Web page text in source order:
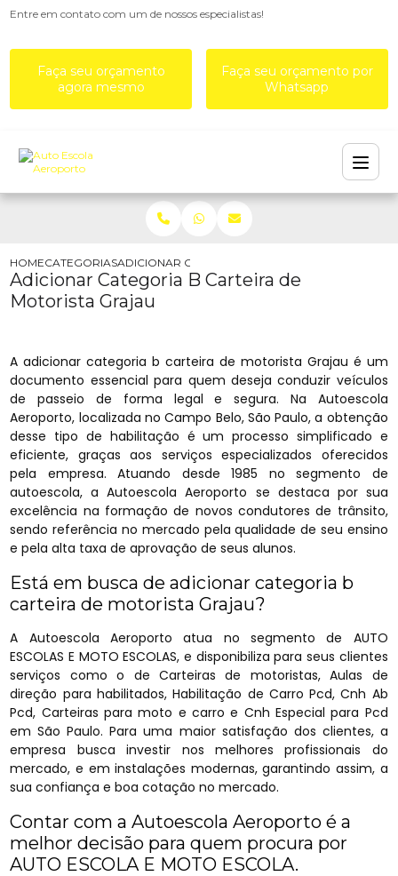
Entre em contato com um de nossos especialistas!
Faça seu orçamento
agora mesmo
Faça seu orçamento por
Whatsapp
HOMECATEGORIASADICIONAR CATEGORIA B CARTEIRA DE
Adicionar Categoria B Carteira de
Motorista Grajau
A adicionar categoria b carteira de motorista Grajau é um
documento essencial para quem deseja conduzir veículos
de passeio de forma legal e segura. Na Autoescola
Aeroporto, localizada no Campo Belo, São Paulo, a obtenção
desse tipo de habilitação é um processo simplificado e
eficiente, graças aos serviços especializados oferecidos
pela empresa. Atuando desde 1985 no segmento de
autoescola, a Autoescola Aeroporto se destaca por sua
excelência na formação de novos condutores de trânsito,
sendo referência no mercado pela qualidade de seu ensino
e pela alta taxa de aprovação de seus alunos.
Está em busca de adicionar categoria b
carteira de motorista Grajau?
A Autoescola Aeroporto atua no segmento de AUTO
ESCOLAS E MOTO ESCOLAS, e disponibiliza para seus clientes
serviços como o de Carteiras de motoristas, Aulas de
direção para habilitados, Habilitação de Carro Pcd, Cnh Ab
Pcd, Carteiras para moto e carro e Cnh Especial para Pcd
em São Paulo. Para uma maior satisfação dos clientes, a
empresa busca investir nos melhores profissionais do
mercado, e em instalações modernas, garantindo assim, a
sua confiança e boa cotação no mercado.
Contar com a Autoescola Aeroporto é a
melhor decisão para quem procura por
AUTO ESCOLA E MOTO ESCOLA.